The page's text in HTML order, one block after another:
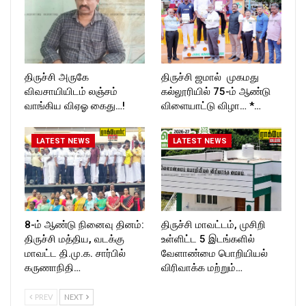
திருச்சி அருகே
விவசாயியிடம் லஞ்சம்
வாங்கிய விஏஓ கைது…!
திருச்சி ஜமால் முகமது
கல்லூரியில் 75-ம் ஆண்டு
விளையாட்டு விழா… *…
LATEST NEWS
8-ம் ஆண்டு நினைவு தினம்:
திருச்சி மத்திய, வடக்கு
மாவட்ட தி.மு.க. சார்பில்
கருணாநிதி…
LATEST NEWS
திருச்சி மாவட்டம், முசிறி
உள்ளிட்ட 5 இடங்களில்
வேளாண்மை பொறியியல்
விரிவாக்க மற்றும்…
PREV NEXT